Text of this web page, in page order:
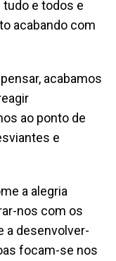
e todos e
acabando com
acabamos
ao ponto de
e
a alegria
nos com os
a desenvolver-
focam-se nos